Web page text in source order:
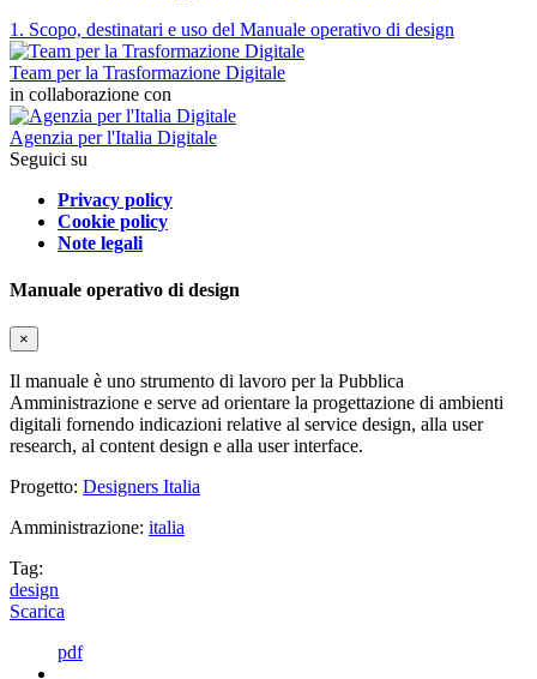
1. Scopo, destinatari e uso del Manuale operativo di design
Team per la Trasformazione Digitale
in collaborazione con
Agenzia per l'Italia Digitale
Seguici su
Privacy policy
Cookie policy
Note legali
Manuale operativo di design
×
Il manuale è uno strumento di lavoro per la Pubblica
Amministrazione e serve ad orientare la progettazione di ambienti
digitali fornendo indicazioni relative al service design, alla user
research, al content design e alla user interface.
Progetto: Designers Italia
Amministrazione: italia
Tag:
design
Scarica
pdf